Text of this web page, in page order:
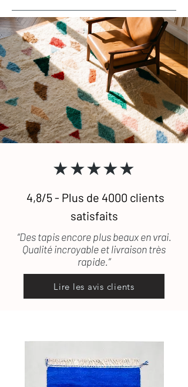
★★★★★
4,8/5 - Plus de 4000 clients
satisfaits
“Des tapis encore plus beaux en vrai.
Qualité incroyable et livraison très
rapide.”
Lire les avis clients